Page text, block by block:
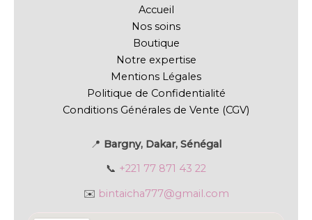
Accueil
Nos soins
Boutique
Notre expertise
Mentions Légales
Politique de Confidentialité
Conditions Générales de Vente (CGV)
📍 Bargny, Dakar, Sénégal
📞 +221 77 871 43 22
✉️ bintaicha777@gmail.com